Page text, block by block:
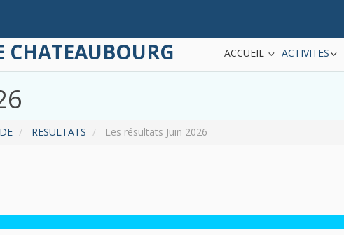
ACCUEIL ACTIVITES
RESULTATS Les résultats Juin 2026